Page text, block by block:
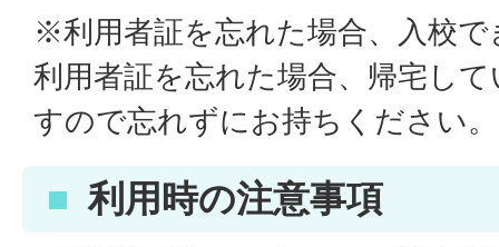
※利用者証を忘れた場合、入校
利用者証を忘れた場合、帰宅し
すので忘れずにお持ちください。
利用時の注意事項